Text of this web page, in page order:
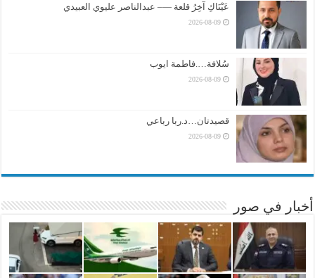
عَيْنَاكِ آخِرُ قلعة —– عبدالناصر عليوي العبيدي
2026-08-09
سُلافة….فاطمة ايوب
2026-08-09
قصيدتان…د.ربا رباعي
2026-08-09
أخبار في صور